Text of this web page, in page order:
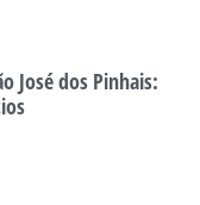
José dos Pinhais: